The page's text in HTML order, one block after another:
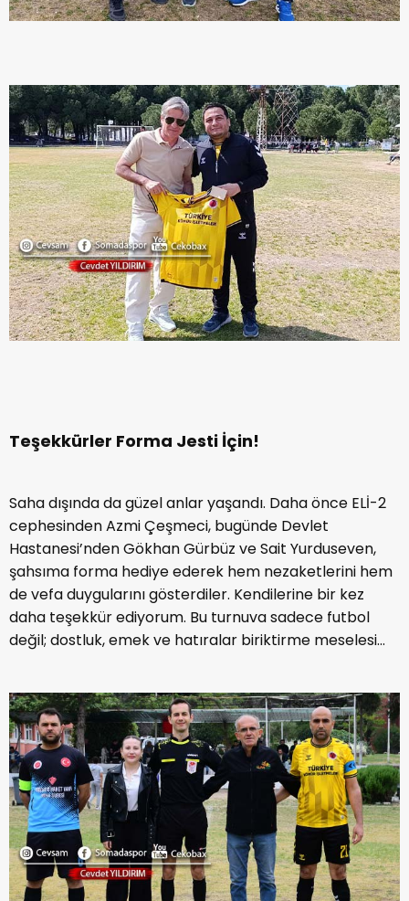
Teşekkürler Forma Jesti İçin!
Saha dışında da güzel anlar yaşandı. Daha önce ELİ-2
cephesinden Azmi Çeşmeci, bugünde Devlet
Hastanesi’nden Gökhan Gürbüz ve Sait Yurduseven,
şahsıma forma hediye ederek hem nezaketlerini hem
de vefa duygularını gösterdiler. Kendilerine bir kez
daha teşekkür ediyorum. Bu turnuva sadece futbol
değil; dostluk, emek ve hatıralar biriktirme meselesi...